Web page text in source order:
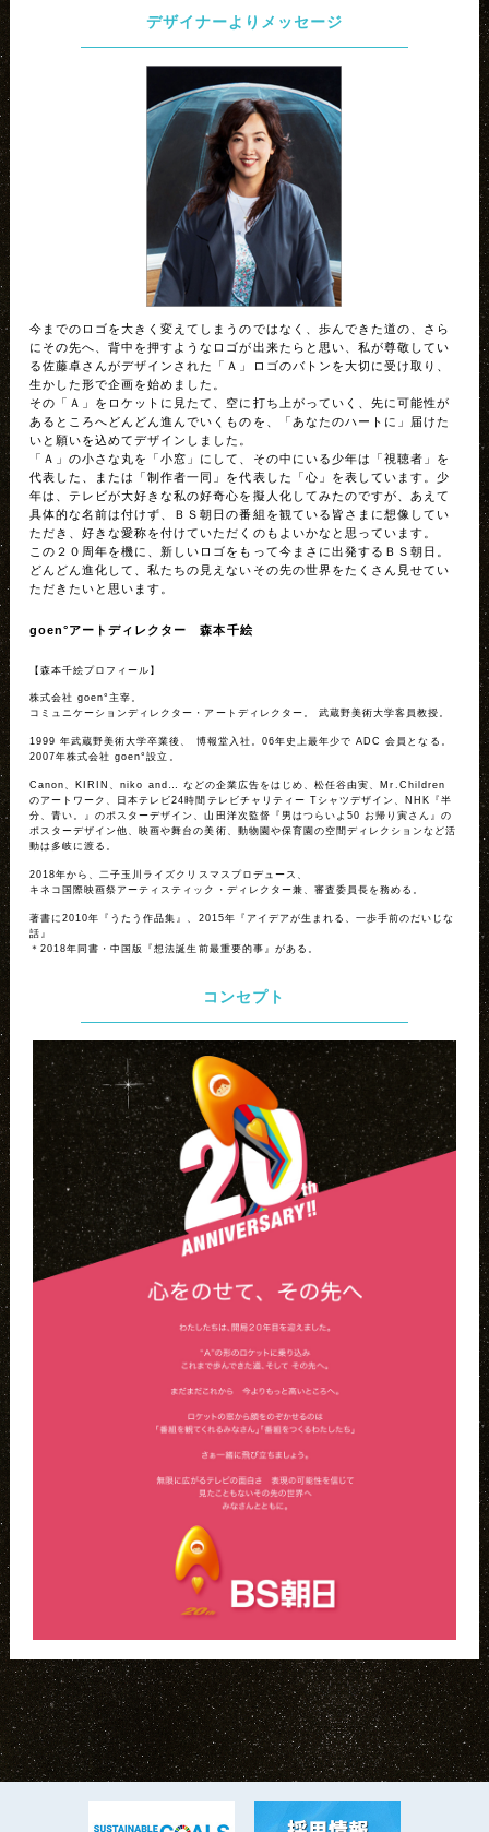
デザイナーよりメッセージ
今までのロゴを大きく変えてしまうのではなく、歩んできた道の、さら
にその先へ、背中を押すようなロゴが出来たらと思い、私が尊敬してい
る佐藤卓さんがデザインされた「Ａ」ロゴのバトンを大切に受け取り、
生かした形で企画を始めました。
その「Ａ」をロケットに見たて、空に打ち上がっていく、先に可能性が
あるところへどんどん進んでいくものを、「あなたのハートに」届けた
いと願いを込めてデザインしました。
「Ａ」の小さな丸を「小窓」にして、その中にいる少年は「視聴者」を
代表した、または「制作者一同」を代表した「心」を表しています。少
年は、テレビが大好きな私の好奇心を擬人化してみたのですが、あえて
具体的な名前は付けず、ＢＳ朝日の番組を観ている皆さまに想像してい
ただき、好きな愛称を付けていただくのもよいかなと思っています。
この２０周年を機に、新しいロゴをもって今まさに出発するＢＳ朝日。
どんどん進化して、私たちの見えないその先の世界をたくさん見せてい
ただきたいと思います。
goen°アートディレクター 森本千絵
【森本千絵プロフィール】
株式会社 goen°主宰。
コミュニケーションディレクター・アートディレクター。 武蔵野美術大学客員教授。
1999 年武蔵野美術大学卒業後、 博報堂入社。06年史上最年少で ADC 会員となる。
2007年株式会社 goen°設立。
Canon、KIRIN、niko and… などの企業広告をはじめ、松任谷由実、Mr.Children
のアートワーク、日本テレビ24時間テレビチャリティー Tシャツデザイン、NHK『半
分、青い。』のポスターデザイン、山田洋次監督『男はつらいよ50 お帰り寅さん』の
ポスターデザイン他、映画や舞台の美術、動物園や保育園の空間ディレクションなど活
動は多岐に渡る。
2018年から、二子玉川ライズクリスマスプロデュース、
キネコ国際映画祭アーティスティック・ディレクター兼、審査委員長を務める。
著書に2010年『うたう作品集』、2015年『アイデアが生まれる、一歩手前のだいじな
話』
＊2018年同書・中国版『想法誕生前最重要的事』がある。
コンセプト